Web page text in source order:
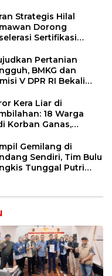
Kepung Polresta
Strategis Hilal
Dorong
Sertifikasi
Kemiskinan di
Pertanian
BMKG dan
V DPR RI Bekali
Lapang Iklim
Kera Liar di
18 Warga
Korban Ganas,
Gemilang di
Sendiri, Tim Bulu
Tunggal Putri
2026